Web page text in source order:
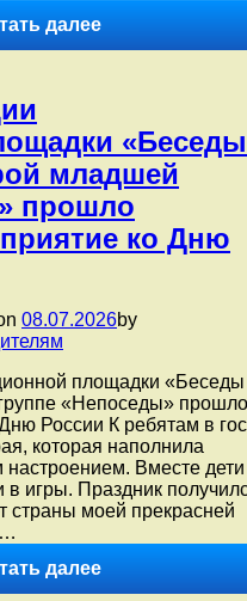
далееВ
родителей
в
преддверии
Дня
памяти
и
скорби
группы
совместно
с
родителями
и
активистами
движения
Первых
постели
памятный
«Беседы
младшей
прошло
ко Дню
08.07.2026by
площадки
«Непоседы» прошло
России К ребятам в
которая наполнила
Вместе дети
в игры. Праздник
моей прекрасней
…
далееВ
рамках